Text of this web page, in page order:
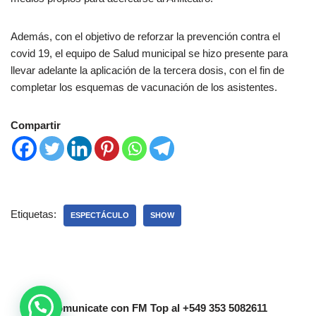
Además, con el objetivo de reforzar la prevención contra el
covid 19, el equipo de Salud municipal se hizo presente para
llevar adelante la aplicación de la tercera dosis, con el fin de
completar los esquemas de vacunación de los asistentes.
Compartir
Etiquetas: ESPECTÁCULO SHOW
Comunicate con FM Top al +549 353 5082611